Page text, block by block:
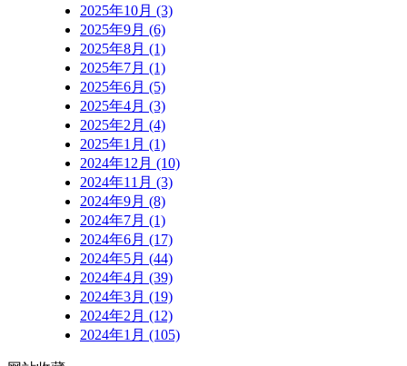
2025年10月 (3)
2025年9月 (6)
2025年8月 (1)
2025年7月 (1)
2025年6月 (5)
2025年4月 (3)
2025年2月 (4)
2025年1月 (1)
2024年12月 (10)
2024年11月 (3)
2024年9月 (8)
2024年7月 (1)
2024年6月 (17)
2024年5月 (44)
2024年4月 (39)
2024年3月 (19)
2024年2月 (12)
2024年1月 (105)